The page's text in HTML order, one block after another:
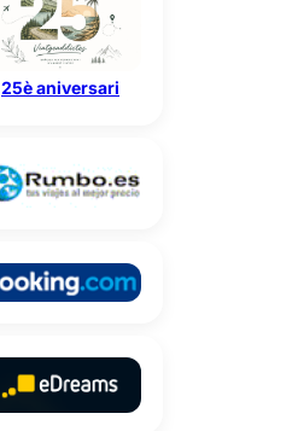
25è aniversari